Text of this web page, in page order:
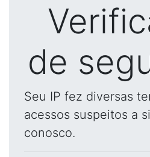
de
Seu IP fez diversas
acessos suspeitos a
conosco.